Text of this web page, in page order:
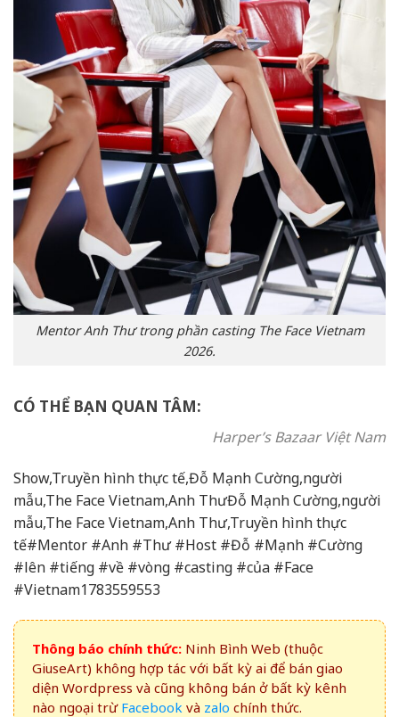
Mentor Anh Thư trong phần casting The Face Vietnam
2026.
CÓ THỂ BẠN QUAN TÂM:
Harper’s Bazaar Việt Nam
Show,Truyền hình thực tế,Đỗ Mạnh Cường,người
mẫu,The Face Vietnam,Anh ThưĐỗ Mạnh Cường,người
mẫu,The Face Vietnam,Anh Thư,Truyền hình thực
tế#Mentor #Anh #Thư #Host #Đỗ #Mạnh #Cường
#lên #tiếng #về #vòng #casting #của #Face
#Vietnam1783559553
Thông báo chính thức: Ninh Bình Web (thuộc
GiuseArt) không hợp tác với bất kỳ ai để bán giao
diện Wordpress và cũng không bán ở bất kỳ kênh
nào ngoại trừ Facebook và zalo chính thức.